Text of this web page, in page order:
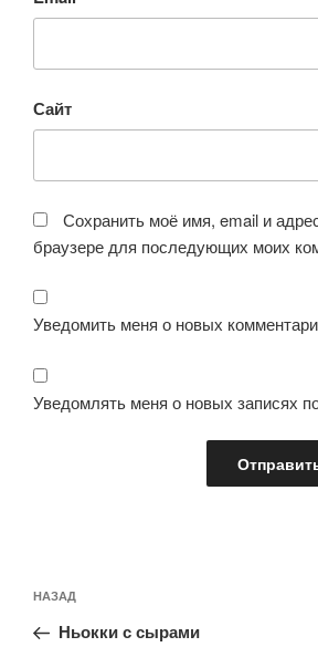
Сайт
Сохранить моё имя, email и
браузере для последующих моих
Уведомить меня о новых
Уведомлять меня о новых записях
по
записям
Предыдущая
запись:
НАЗАД
Ньокки с сырами